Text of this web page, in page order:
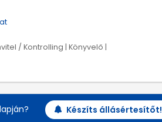
/ Kontrolling | Könyvelő |
Készíts állásértesítőt!